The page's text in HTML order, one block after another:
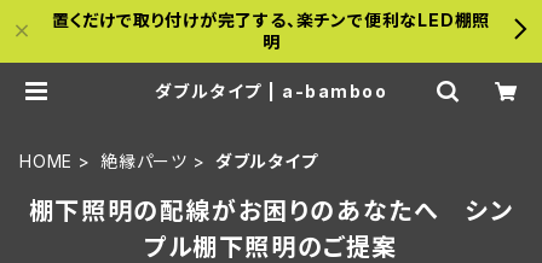
置くだけで取り付けが完了する、楽チンで便利なLED棚照
明
ダブルタイプ | a-bamboo
HOME 絶縁パーツ ダブルタイプ
棚下照明の配線がお困りのあなたへ シン
プル棚下照明のご提案